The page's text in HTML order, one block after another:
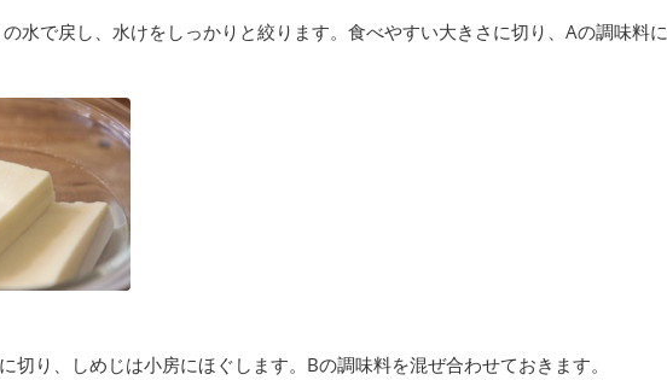
水で戻し、水けをしっかりと絞ります。食べやすい大きさに切り、Aの調味料に
切り、しめじは小房にほぐします。Bの調味料を混ぜ合わせておきます。